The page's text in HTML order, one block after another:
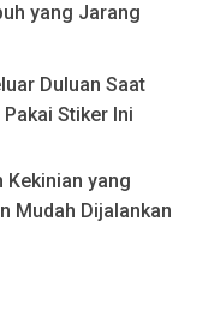
yang Jarang
Duluan Saat
Stiker Ini
Kekinian yang
Mudah Dijalankan